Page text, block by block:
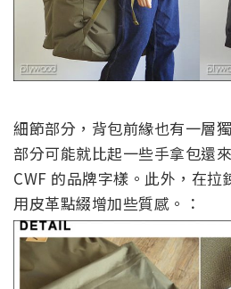
細節部分，背包前緣也有一層
部分可能就比起一些手拿包還
CWF 的品牌字樣。此外，在
用皮革點綴增加些質感。：